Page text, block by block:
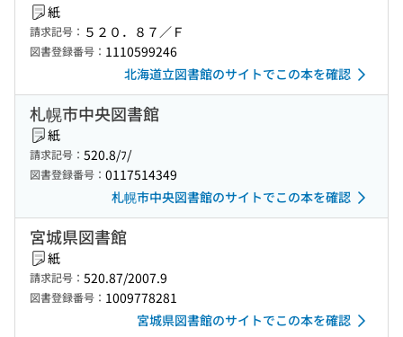
紙
請求記号： ５２０．８７／Ｆ
図書登録番号： 1110599246
北海道立図書館のサイトでこの本を確認
札幌市中央図書館
紙
請求記号： 520.8/ﾌ/
図書登録番号： 0117514349
札幌市中央図書館のサイトでこの本を確認
宮城県図書館
紙
請求記号： 520.87/2007.9
図書登録番号： 1009778281
宮城県図書館のサイトでこの本を確認